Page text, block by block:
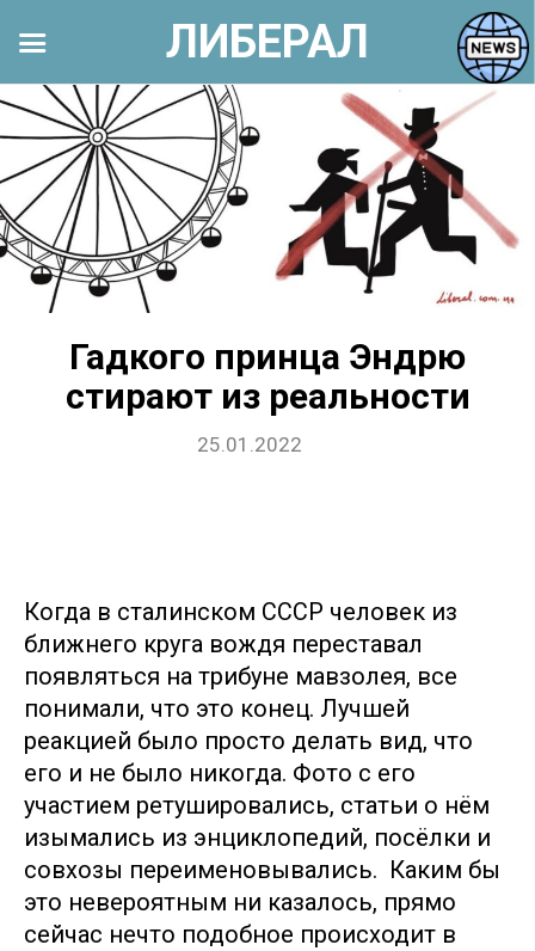
Перейти
к
контенту
Гадкого принца Эндрю
стирают из реальности
25.01.2022
Когда в сталинском СССР человек из
ближнего круга вождя переставал
появляться на трибуне мавзолея, все
понимали, что это конец. Лучшей
реакцией было просто делать вид, что
его и не было никогда. Фото с его
участием ретушировались, статьи о нём
изымались из энциклопедий, посёлки и
совхозы переименовывались. Каким бы
это невероятным ни казалось, прямо
сейчас нечто подобное происходит в
ЛИБЕРАЛ